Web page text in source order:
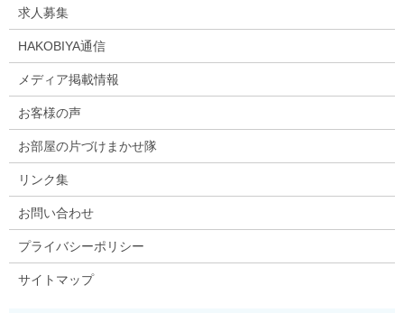
求人募集
HAKOBIYA通信
メディア掲載情報
お客様の声
お部屋の片づけまかせ隊
リンク集
お問い合わせ
プライバシーポリシー
サイトマップ